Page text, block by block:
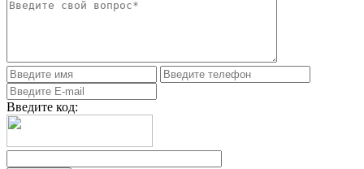
Введите код: